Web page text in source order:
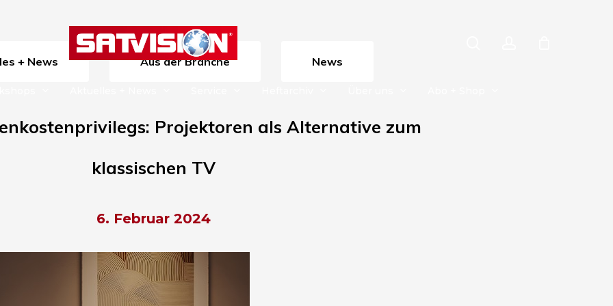
+ News Aus der Branche News
Projektoren als Alternative zum
klassischen TV
6. Februar 2024